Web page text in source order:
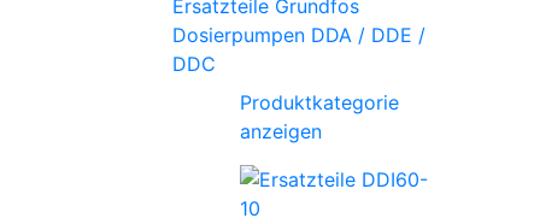
Ersatzteile Grundfos
Dosierpumpen DDA / DDE /
DDC
Produktkategorie
anzeigen